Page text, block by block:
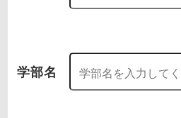
学部名